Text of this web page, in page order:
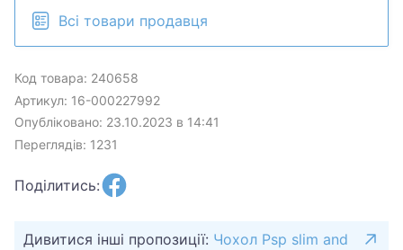
Всі товари продавця
Код товара: 240658
Артикул: 16-000227992
Опубліковано: 23.10.2023 в 14:41
Переглядів: 1231
Поділитись:
Дивитися інші пропозиції: Чохол Psp slim and